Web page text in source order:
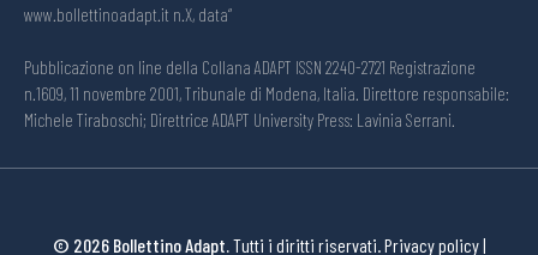
www.bollettinoadapt.it n.X, data“
Pubblicazione on line della Collana ADAPT ISSN 2240-2721 Registrazione
n.1609, 11 novembre 2001, Tribunale di Modena, Italia. Direttore responsabile:
Michele Tiraboschi; Direttrice ADAPT University Press: Lavinia Serrani.
© 2026 Bollettino Adapt.Tutti i diritti riservati.Privacy policy|